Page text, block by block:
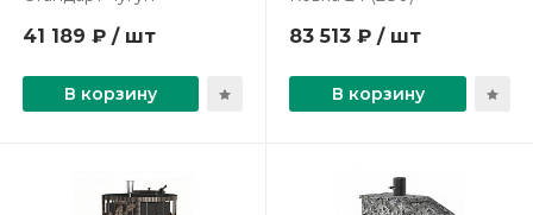
41 189 ₽ / шт
В корзину
83 513 ₽ / шт
В корзину